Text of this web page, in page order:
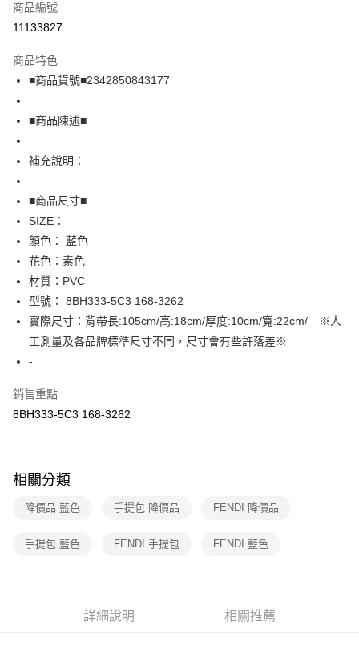
超商取貨付款
Apple Pay
街口支付
全盈+PAY
AFTEE先享後付
相關說明
【關於「AFTEE先享後付」】
AFTEE先享後付是「在收到商品之後才付款」的支付方式。 讓您購物簡單
便利好安心！
１．簡單：不需註冊會員、不需綁卡、不需儲值。
３．安心：先確認商品／服務後，再付款。
【「AFTEE先享後付」結帳流程】
１．於結帳方式選擇「AFTEE先享後付」後，將跳轉至「AFTEE先享後付」
結帳頁面，進行簡訊認證並確認金額後，即可完成結帳。
３．收到繳費通知簡訊後14天內，點擊此簡訊中的連結，可透過四大超商／
※ 請注意：結帳手續完成當下不需立刻繳費，但若您需要取消訂單，請聯絡
是否繳費成功／繳費後需取消欲退款等相關疑問，請聯繫「AFTEE先享後付
１．透過由恩沛科技股份有限公司提供之「AFTEE先享後付」服務完成之交
易，需依本服務之必要範圍內提供個人資料，並將交易相關給付款項請求債
３．未成年的使用者請事先徵得法定代理人或監護人之同意方可使用
「AFTEE先享後付」，若未經同意申辦者引起之損失，本公司不負相關責
運送方式
全家取貨付款
免運費
宅配
免運費
商品編號
11133827
商品特色
■商品貨號■2342850843177
■商品陳述■
補充說明：
■商品尺寸■
SIZE：
顏色： 藍色
花色：素色
材質：PVC
型號： 8BH333-5C3 168-3262
實際尺寸：背帶長:105cm/高:18cm/厚度:10cm/寬:22cm/ ※人
工測量及各品牌標準尺寸不同，尺寸會有些許落差※
-
銷售重點
8BH333-5C3 168-3262
相關分類
降價品 藍色 手提包 降價品 FENDI 降價品
手提包 藍色 FENDI 手提包 FENDI 藍色
詳細說明 相關推薦